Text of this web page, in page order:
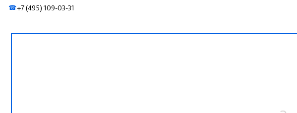
☎+7 (495) 109-03-31